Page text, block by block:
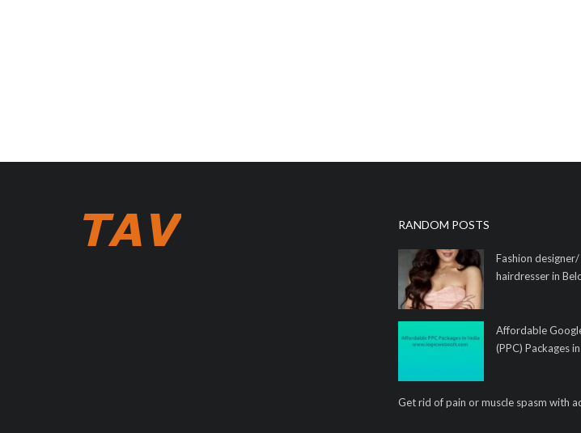
RANDOM POSTS
Fashion
hairdresser in
Affordable
(PPC) Packages
Get rid of pain or muscle spasm with